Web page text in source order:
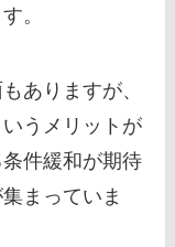
。
ありますが、
うメリットが
件緩和が期待
まっていま